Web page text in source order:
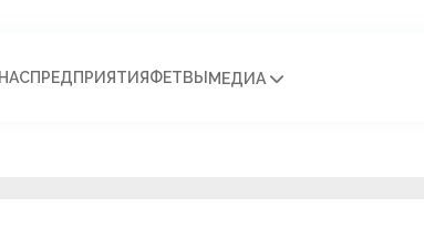
ПРЕДПРИЯТИЯФЕТВЫ МЕДИА